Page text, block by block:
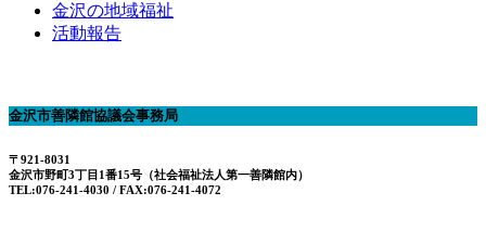
金沢の地域福祉
活動報告
金沢市善隣館協議会事務局
〒921-8031
金沢市野町3丁目1番15号（社会福祉法人第一善隣館内）
TEL:076-241-4030 / FAX:076-241-4072